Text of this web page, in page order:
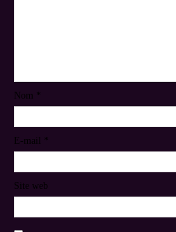
Nom *
E-mail *
Site web